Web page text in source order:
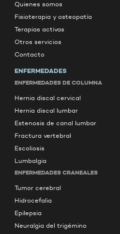
Quienes somos
Fisioterapia y osteopatía
Terapias activas
Otros servicios
Contacto
ENFERMEDADES
ENFERMEDADES DE COLUMNA
Hernia discal cervical
Hernia discal lumbar
Estenosis de canal lumbar
Fractura vertebral
Escoliosis
Lumbalgia
ENFERMEDADES CRANEALES
Tumor cerebral
Hidrocefalia
Epilepsia
Neuralgia del trigémino